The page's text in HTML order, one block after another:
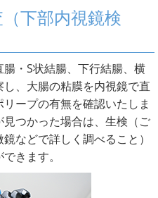
下部内視鏡検
・S状結腸、下行結腸、横
、大腸の粘膜を内視鏡で直
ープの有無を確認いたしま
つかった場合は、生検（ご
などで詳しく調べること）
きます。